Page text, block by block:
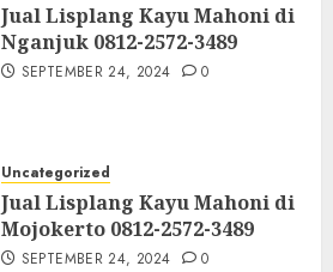
Jual Lisplang Kayu Mahoni di
Nganjuk 0812-2572-3489
SEPTEMBER 24, 2024 0
Uncategorized
Jual Lisplang Kayu Mahoni di
Mojokerto 0812-2572-3489
SEPTEMBER 24, 2024 0